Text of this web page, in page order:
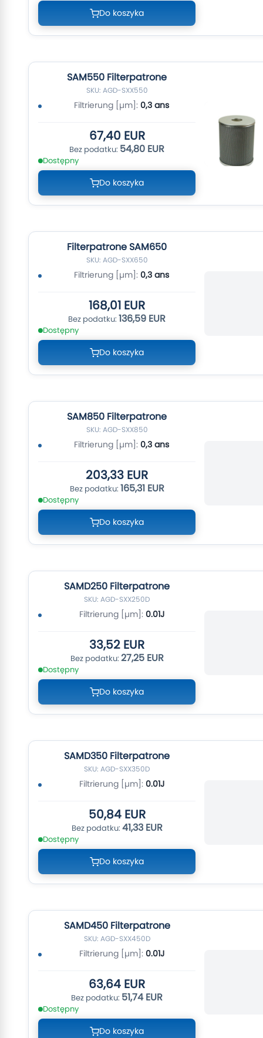
Do koszyka
SAM550 Filterpatrone
SKU: AGD-SXX550
Filtrierung [µm]: 0,3 ans
67,40 EUR
54,80 EUR
Dostępny
Do koszyka
Filterpatrone SAM650
SKU: AGD-SXX650
Filtrierung [µm]: 0,3 ans
168,01 EUR
136,59 EUR
Dostępny
Do koszyka
SAM850 Filterpatrone
SKU: AGD-SXX850
Filtrierung [µm]: 0,3 ans
203,33 EUR
165,31 EUR
Dostępny
Do koszyka
SAMD250 Filterpatrone
SKU: AGD-SXX250D
Filtrierung [µm]: 0.01J
33,52 EUR
27,25 EUR
Dostępny
Do koszyka
SAMD350 Filterpatrone
SKU: AGD-SXX350D
Filtrierung [µm]: 0.01J
50,84 EUR
41,33 EUR
Dostępny
Do koszyka
SAMD450 Filterpatrone
SKU: AGD-SXX450D
Filtrierung [µm]: 0.01J
63,64 EUR
51,74 EUR
Dostępny
Do koszyka